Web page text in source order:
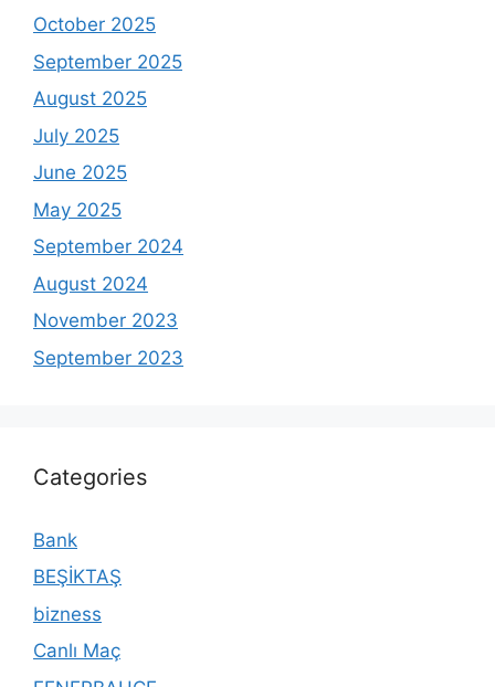
October 2025
September 2025
August 2025
July 2025
June 2025
May 2025
September 2024
August 2024
November 2023
September 2023
Categories
Bank
BEŞİKTAŞ
bizness
Canlı Maç